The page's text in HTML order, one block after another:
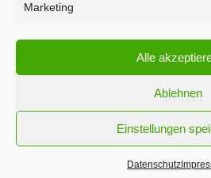
Marketing
Alle
Ablehnen
Einstellungen
Datenschutz
¹ Für den Versand unserer Newsletter nutzen wir
und